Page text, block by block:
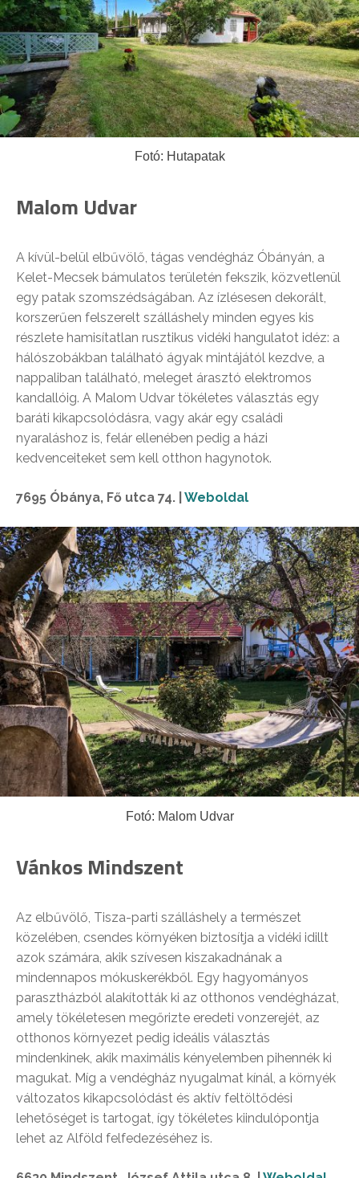
Fotó: Hutapatak
Malom Udvar
A kívül-belül elbűvölő, tágas vendégház Óbányán, a
Kelet-Mecsek bámulatos területén fekszik, közvetlenül
egy patak szomszédságában. Az ízlésesen dekorált,
korszerűen felszerelt szálláshely minden egyes kis
részlete hamisítatlan rusztikus vidéki hangulatot idéz: a
hálószobákban található ágyak mintájától kezdve, a
nappaliban található, meleget árasztó elektromos
kandallóig. A Malom Udvar tökéletes választás egy
baráti kikapcsolódásra, vagy akár egy családi
nyaraláshoz is, felár ellenében pedig a házi
kedvenceiteket sem kell otthon hagynotok.
7695 Óbánya, Fő utca 74. | Weboldal
Fotó: Malom Udvar
Vánkos Mindszent
Az elbűvölő, Tisza-parti szálláshely a természet
közelében, csendes környéken biztosítja a vidéki idillt
azok számára, akik szívesen kiszakadnának a
mindennapos mókuskerékből. Egy hagyományos
parasztházból alakították ki az otthonos vendégházat,
amely tökéletesen megőrizte eredeti vonzerejét, az
otthonos környezet pedig ideális választás
mindenkinek, akik maximális kényelemben pihennék ki
magukat. Míg a vendégház nyugalmat kínál, a környék
változatos kikapcsolódást és aktív feltöltődési
lehetőséget is tartogat, így tökéletes kiindulópontja
lehet az Alföld felfedezéséhez is.